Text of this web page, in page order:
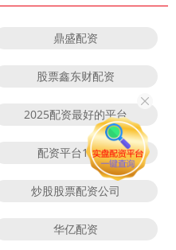
鼎盛配资
股票鑫东财配资
2025配资最好的平台
配资平台173bx
炒股股票配资公司
华亿配资